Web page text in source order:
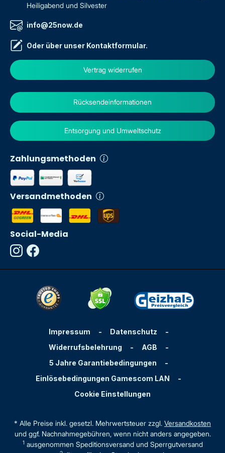
Heiligabend und Silvester
info@25now.de
Oder über unser Kontaktformular.
Vertrag widerrufen
Zahlungsmethoden
Versandmethoden
Rücksendeinformationen
Entsorgung und Umweltschutz
Social-Media
Impressum - Datenschutz
-
Widerrufsbelehrung
- AGB
-
5 Jahre Garantiebedingungen
-
Einlösebedingungen Gamescom LAN
-
Cookie Einstellungen
* Alle Preise inkl. gesetzl. Mehrwertsteuer zzgl. Versandkosten
und ggf. Nachnahmegebühren, wenn nicht anders angegeben.
1ausgenommen Speditionsversand und Sperrgutversand